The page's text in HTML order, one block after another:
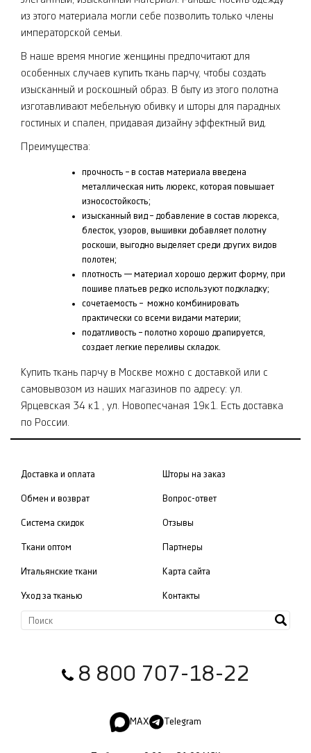
из этого материала могли себе позволить только члены
императорской семьи.
В наше время многие женщины предпочитают для
особенных случаев купить ткань парчу, чтобы создать
изысканный и роскошный образ. В быту из этого полотна
изготавливают мебельную обивку и шторы для парадных
гостиных и спален, придавая дизайну эффектный вид.
Преимущества:
прочность – в состав материала введена
металлическая нить люрекс, которая повышает
износостойкость;
изысканный вид – добавление в состав люрекса,
блесток, узоров, вышивки добавляет полотну
роскоши, выгодно выделяет среди других видов
полотен;
плотность — материал хорошо держит форму, при
пошиве платьев редко используют подкладку;
сочетаемость – можно комбинировать
практически со всеми видами материи;
податливость – полотно хорошо драпируется,
создает легкие переливы складок.
Купить ткань парчу в Москве можно с доставкой или с
самовывозом из наших магазинов по адресу: ул.
Ярцевская 34 к1 , ул. Новопесчаная 19к1. Есть доставка
по России.
Доставка и оплата
Обмен и возврат
Система скидок
Ткани оптом
Итальянские ткани
Уход за тканью
Шторы на заказ
Вопрос-ответ
Отзывы
Партнеры
Карта сайта
Контакты
8 800 707-18-22
MAX Telegram